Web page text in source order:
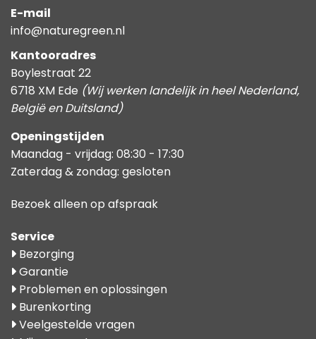
E-mail
info@naturegreen.nl
Kantooradres
Boylestraat 22
6718 XM Ede (Wij werken landelijk in heel Nederland,
België en Duitsland)
Openingstijden
Maandag - vrijdag: 08:30 - 17:30
Zaterdag & zondag: gesloten
Bezoek alleen op afspraak
Service
Bezorging
Garantie
Problemen en oplossingen
Burenkorting
Veelgestelde vragen